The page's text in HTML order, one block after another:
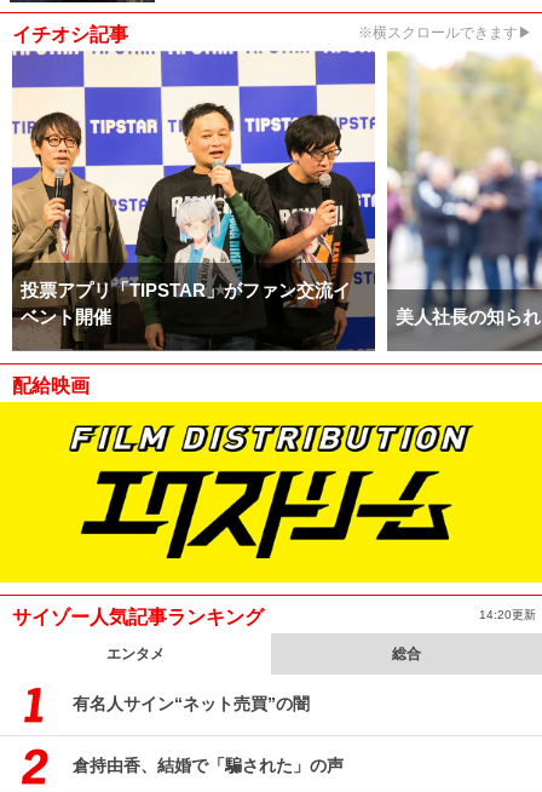
イチオシ記事 ※横スクロールできます▶
投票アプリ「TIPSTAR」がファン交流イ
ベント開催
美人社長の知ら
配給映画
サイゾー人気記事ランキング 14:20更新
エンタメ 総合
有名人サイン“ネット売買”の闇
倉持由香、結婚で「騙された」の声